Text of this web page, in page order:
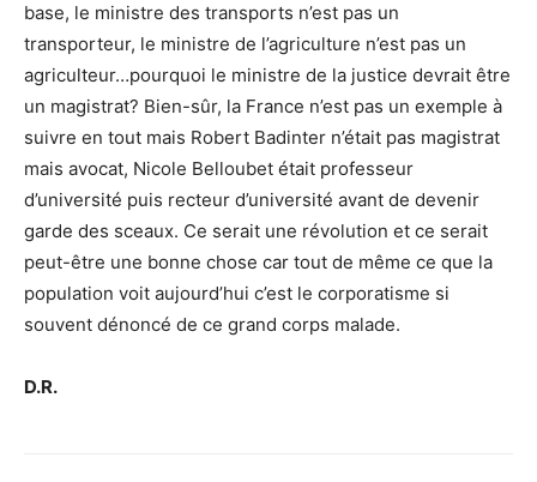
base, le ministre des transports n’est pas un
transporteur, le ministre de l’agriculture n’est pas un
agriculteur…pourquoi le ministre de la justice devrait être
un magistrat? Bien-sûr, la France n’est pas un exemple à
suivre en tout mais Robert Badinter n’était pas magistrat
mais avocat, Nicole Belloubet était professeur
d’université puis recteur d’université avant de devenir
garde des sceaux. Ce serait une révolution et ce serait
peut-être une bonne chose car tout de même ce que la
population voit aujourd’hui c’est le corporatisme si
souvent dénoncé de ce grand corps malade.
D.R.